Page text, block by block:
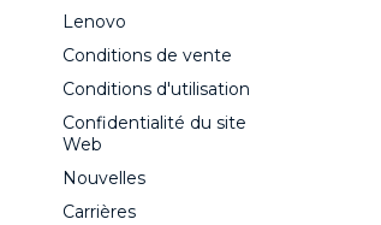
Lenovo
Conditions de vente
Conditions d'utilisation
Confidentialité du site
Web
Nouvelles
Carrières